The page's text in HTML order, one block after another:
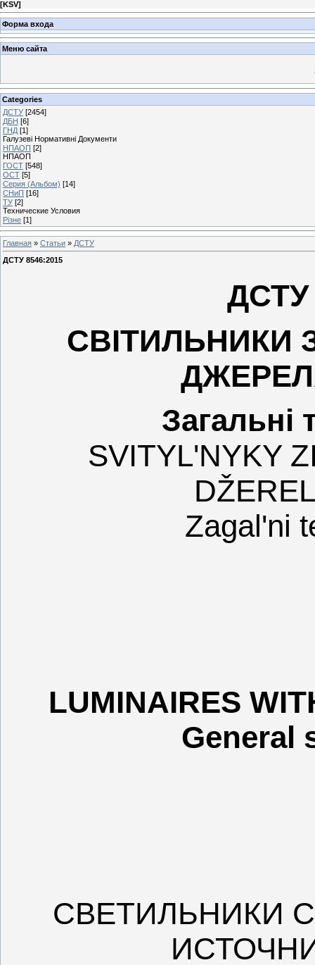
[KSV]
Форма входа
Меню сайта
Categories
ДСТУ [2454]
ДБН [6]
ГНД [1]
Галузеві Нормативні Документи
НПАОП [2]
НПАОП
ГОСТ [548]
ОСТ [5]
Серия (Альбом) [14]
СНиП [16]
ТУ [2]
Технические Условия
Різне [1]
Главная » Статьи » ДСТУ
ДСТУ 8546:2015
ДСТУ
СВІТИЛЬНИКИ
Загальні
SVITYL'NYKY
Zagal'ni
LUMINAIRES
General
СВЕТИЛЬНИКИ